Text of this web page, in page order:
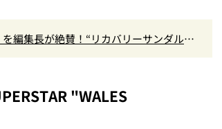
編集長が絶賛！“リカバリーサンダル級
"WALES